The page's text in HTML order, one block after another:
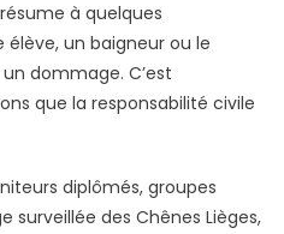
à quelques
un baigneur ou le
dommage. C’est
que la responsabilité civile
diplômés, groupes
surveillée des Chênes Lièges,